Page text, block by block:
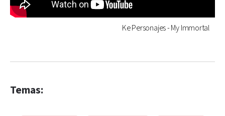
Ke Personajes - My Immortal
Temas: